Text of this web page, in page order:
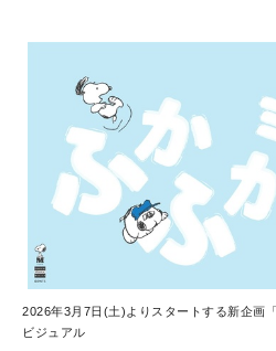
2026年3月7日(土)よりスタートする新企画
ビジュアル